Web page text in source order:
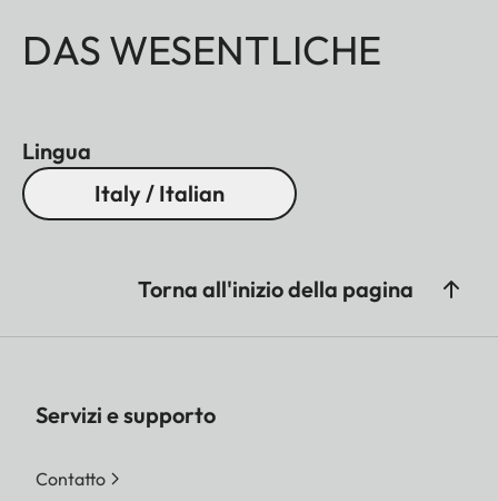
DAS WESENTLICHE
Lingua
Italy / Italian
Torna all'inizio della pagina
Servizi e supporto
Contatto